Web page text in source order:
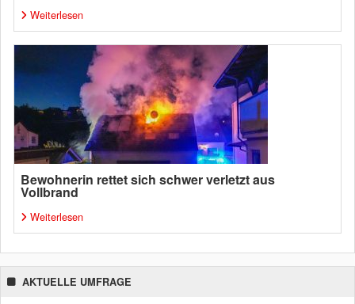
Weiterlesen
Bewohnerin rettet sich schwer verletzt aus
Vollbrand
Weiterlesen
AKTUELLE UMFRAGE